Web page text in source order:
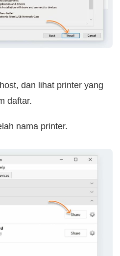
dan lihat printer yang
daftar.
nama printer.